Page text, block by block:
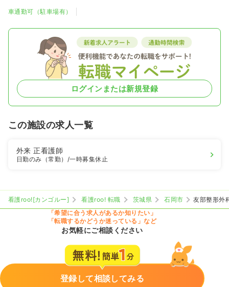
車通勤可（駐車場有）
ログインまたは新規登録
この施設の求人一覧
外来正看護師
日勤のみ（常勤） /一時募集休止
看護roo![カンゴルー] 看護roo! 転職 茨城県 石岡市
友部整形外
「希望に合う求人があるか知りたい」
「転職するかどうか迷っている」など
お気軽にご相談ください
登録して相談してみる